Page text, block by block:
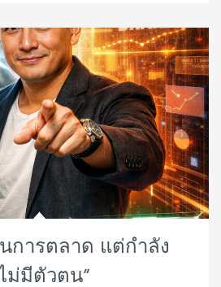
การตลาด แต่กำลัง
ม่มีตัวตน”